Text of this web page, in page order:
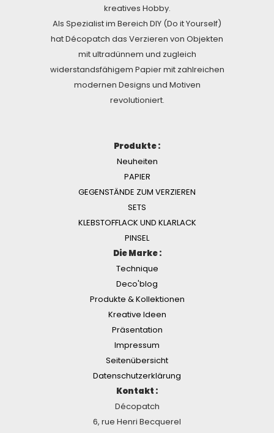
kreatives Hobby.
Als Spezialist im Bereich DIY (Do it Yourself)
hat Décopatch das Verzieren von Objekten
mit ultradünnem und zugleich
widerstandsfähigem Papier mit zahlreichen
modernen Designs und Motiven
revolutioniert.
Produkte :
Neuheiten
PAPIER
GEGENSTÄNDE ZUM VERZIEREN
SETS
KLEBSTOFFLACK UND KLARLACK
PINSEL
Die Marke :
Technique
Deco'blog
Produkte & Kollektionen
Kreative Ideen
Präsentation
Impressum
Seitenübersicht
Datenschutzerklärung
Kontakt :
Décopatch
6, rue Henri Becquerel